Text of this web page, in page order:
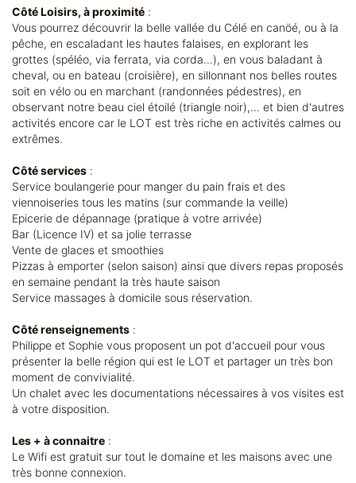
Côté Loisirs, à proximité :
Vous pourrez découvrir la belle vallée du Célé en canöé, ou à la
pêche, en escaladant les hautes falaises, en explorant les
grottes (spéléo, via ferrata, via corda...), en vous baladant à
cheval, ou en bateau (croisière), en sillonnant nos belles routes
soit en vélo ou en marchant (randonnées pédestres), en
observant notre beau ciel étoilé (triangle noir),... et bien d'autres
activités encore car le LOT est très riche en activités calmes ou
extrêmes.
Côté services :
Service boulangerie pour manger du pain frais et des
viennoiseries tous les matins (sur commande la veille)
Epicerie de dépannage (pratique à votre arrivée)
Bar (Licence IV) et sa jolie terrasse
Vente de glaces et smoothies
Pizzas à emporter (selon saison) ainsi que divers repas proposés
en semaine pendant la très haute saison
Service massages à domicile sous réservation.
Côté renseignements :
Philippe et Sophie vous proposent un pot d'accueil pour vous
présenter la belle région qui est le LOT et partager un très bon
moment de convivialité.
Un chalet avec les documentations nécessaires à vos visites est
à votre disposition.
Les + à connaitre :
Le Wifi est gratuit sur tout le domaine et les maisons avec une
très bonne connexion.